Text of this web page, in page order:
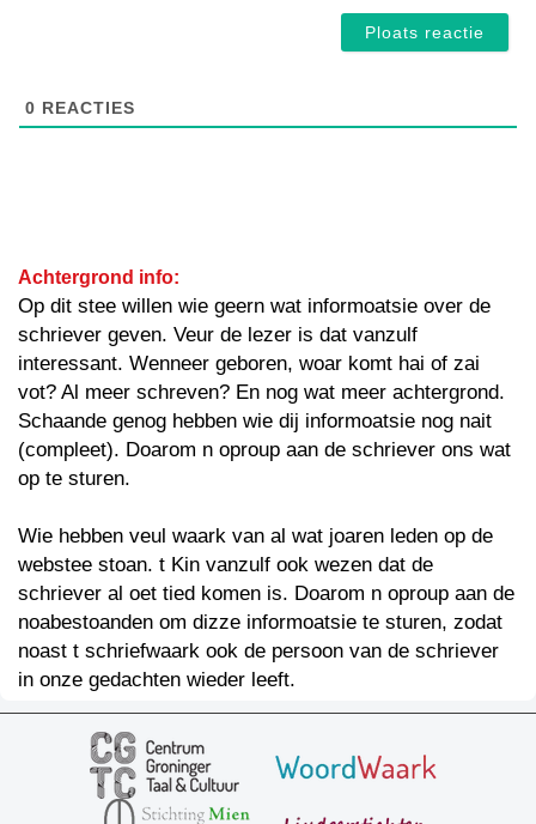
0 REACTIES
Achtergrond info:
Op dit stee willen wie geern wat informoatsie over de
schriever geven. Veur de lezer is dat vanzulf
interessant. Wenneer geboren, woar komt hai of zai
vot? Al meer schreven? En nog wat meer achtergrond.
Schaande genog hebben wie dij informoatsie nog nait
(compleet). Doarom n oproup aan de schriever ons wat
op te sturen.
Wie hebben veul waark van al wat joaren leden op de
webstee stoan. t Kin vanzulf ook wezen dat de
schriever al oet tied komen is. Doarom n oproup aan de
noabestoanden om dizze informoatsie te sturen, zodat
noast t schriefwaark ook de persoon van de schriever
in onze gedachten wieder leeft.